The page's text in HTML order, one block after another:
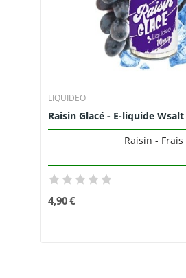
LIQUIDEO
Raisin Glacé - E-liquide
Raisin - Frais
4,90 €